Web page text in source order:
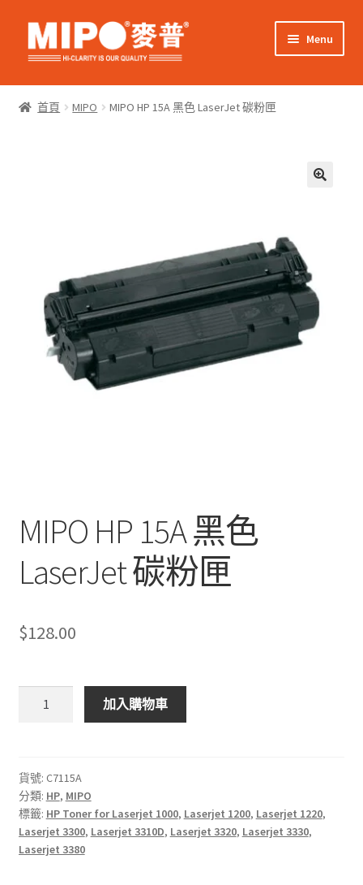
Skip
to
Skip
to
Menu
網上購物
Expand
child
首頁 MIPO MIPO HP 15A 黑色 LaserJet 碳粉匣
MIPO HP 15A 黑色
LaserJet 碳粉匣
$128.00
色
LaserJet
碳
粉
匣
加入購物車
貨號: C7115A
分類: HP, MIPO
標籤: HP Toner for Laserjet 1000, Laserjet 1200, Laserjet 1220,
Laserjet 3300, Laserjet 3310D, Laserjet 3320, Laserjet 3330,
Laserjet 3380